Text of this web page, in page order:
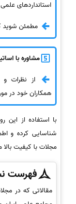
استانداردهای علمی
مطمئن شوید
مشاوره با
از نظرات و
همکاران خود در
با استفاده از این
شناسایی کرده و
مجلات با کیفیت
فهرست
مقالاتی که در